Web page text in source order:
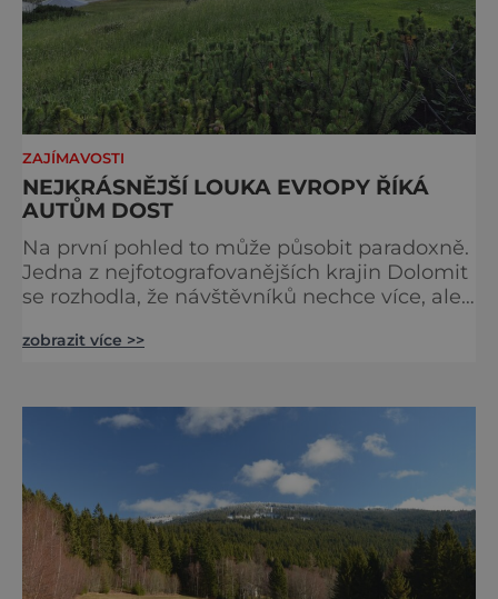
ZAJÍMAVOSTI
NEJKRÁSNĚJŠÍ LOUKA EVROPY ŘÍKÁ
AUTŮM DOST
Na první pohled to může působit paradoxně.
Jedna z nejfotografovanějších krajin Dolomit
se rozhodla, že návštěvníků nechce více, ale
louka v Evropě, zavádí od léta 2026 nová
přijíždějí. Nejde o boj proti turistům. Jde o
ochranu krajiny, která už nechce být obětí
vlastního úspě
zobrazit více >>